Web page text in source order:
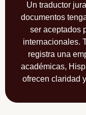
Un traductor
documentos
ser aceptados
internacionales.
registra una
académicas,
ofrecen claridad